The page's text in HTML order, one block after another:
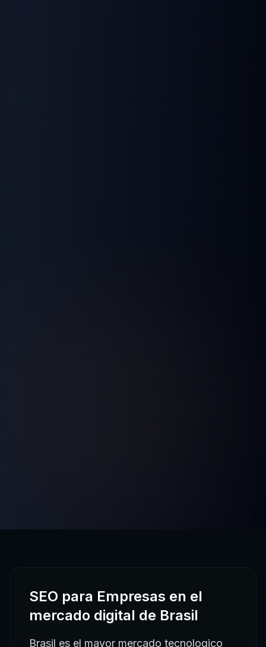
SEO para Empresas en el
mercado digital de Brasil
Brasil es el mayor mercado tecnologico